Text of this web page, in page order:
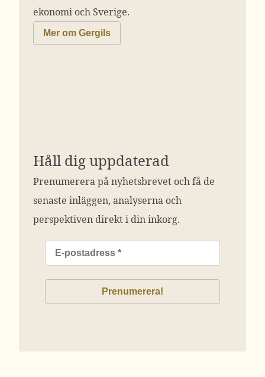
ekonomi och Sverige.
Mer om Gergils
Håll dig uppdaterad
Prenumerera på nyhetsbrevet och få de
senaste inläggen, analyserna och
perspektiven direkt i din inkorg.